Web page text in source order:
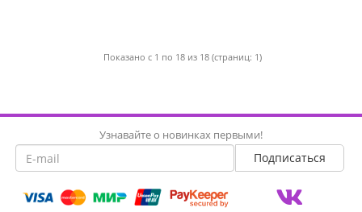
Показано с 1 по 18 из 18 (страниц: 1)
Узнавайте о новинках первыми!